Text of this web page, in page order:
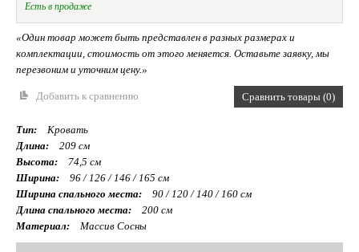
Есть в продаже
«Один товар может быть представлен в разных размерах и
комплектации, стоимость от этого меняется. Оставьте заявку, мы
перезвоним и уточним цену.»
Добавить к сравнению Сравнить товары (0)
Тип:
Кровать
Длина:
209 см
Высота:
74,5 см
Ширина:
96 / 126 / 146 / 165 см
Ширина спального места:
90 / 120 / 140 / 160 см
Длина спального места:
200 см
Материал:
Массив Сосны